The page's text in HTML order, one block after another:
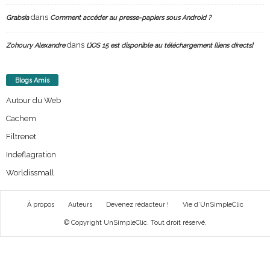
Grabsiadans Comment accéder au presse-papiers sous Android ?
Zohoury Alexandredans L’iOS 15 est disponible au téléchargement [liens directs]
Blogs Amis
Autour du Web
Cachem
Filtrenet
Indeflagration
Worldissmall
À propos Auteurs Devenez rédacteur ! Vie d’UnSimpleClic
© Copyright UnSimpleClic. Tout droit réservé.